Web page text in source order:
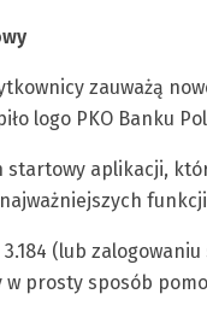
zauważą
logo PKO Banku
startowy aplikacji,
(lub
prosty sposób